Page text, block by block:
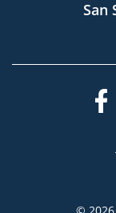
San
© 2026